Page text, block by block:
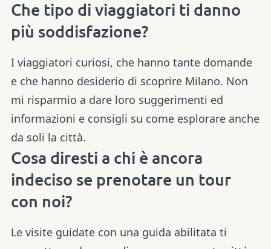
Che tipo di viaggiatori ti danno
più soddisfazione?
I viaggiatori curiosi, che hanno tante domande
e che hanno desiderio di scoprire Milano. Non
mi risparmio a dare loro suggerimenti ed
informazioni e consigli su come esplorare anche
da soli la città.
Cosa diresti a chi è ancora
indeciso se prenotare un tour
con noi?
Le visite guidate con una guida abilitata ti